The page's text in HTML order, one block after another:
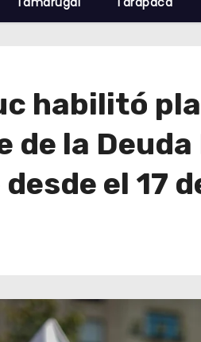
habilitó
de la
el 17